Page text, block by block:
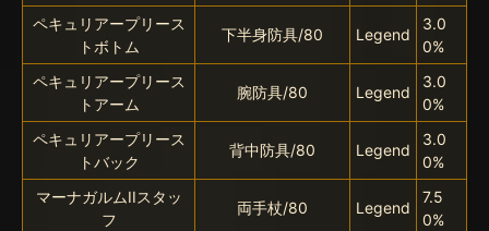
ペキュリアープリース
トボトム
下半身防具/80 Legend
3.0
0%
ペキュリアープリース
トアーム
腕防具/80 Legend
3.0
0%
ペキュリアープリース
トバック
背中防具/80 Legend
3.0
0%
マーナガルムIIスタッ
フ
両手杖/80 Legend
7.5
0%